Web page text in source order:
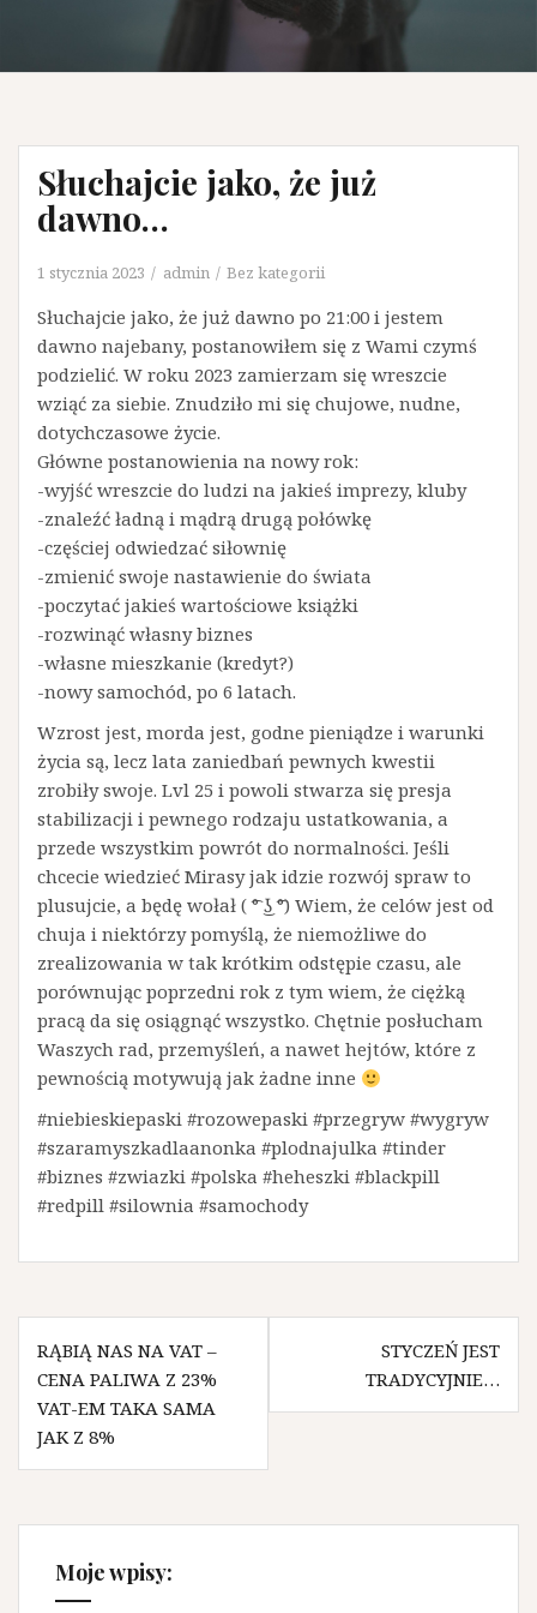
Słuchajcie jako, że już
dawno…
1 stycznia 2023 admin Bez kategorii
Słuchajcie jako, że już dawno po 21:00 i jestem
dawno najebany, postanowiłem się z Wami czymś
podzielić. W roku 2023 zamierzam się wreszcie
wziąć za siebie. Znudziło mi się chujowe, nudne,
dotychczasowe życie.
Główne postanowienia na nowy rok:
-wyjść wreszcie do ludzi na jakieś imprezy, kluby
-znaleźć ładną i mądrą drugą połówkę
-częściej odwiedzać siłownię
-zmienić swoje nastawienie do świata
-poczytać jakieś wartościowe książki
-rozwinąć własny biznes
-własne mieszkanie (kredyt?)
-nowy samochód, po 6 latach.
Wzrost jest, morda jest, godne pieniądze i warunki
życia są, lecz lata zaniedbań pewnych kwestii
zrobiły swoje. Lvl 25 i powoli stwarza się presja
stabilizacji i pewnego rodzaju ustatkowania, a
przede wszystkim powrót do normalności. Jeśli
chcecie wiedzieć Mirasy jak idzie rozwój spraw to
plusujcie, a będę wołał ( ͡° ͜ʖ ͡°) Wiem, że celów jest od
chuja i niektórzy pomyślą, że niemożliwe do
zrealizowania w tak krótkim odstępie czasu, ale
porównując poprzedni rok z tym wiem, że ciężką
pracą da się osiągnąć wszystko. Chętnie posłucham
Waszych rad, przemyśleń, a nawet hejtów, które z
pewnością motywują jak żadne inne
#niebieskiepaski #rozowepaski #przegryw #wygryw
#szaramyszkadlaanonka #plodnajulka #tinder
#biznes #zwiazki #polska #heheszki #blackpill
#redpill #silownia #samochody
N
w
i
g
RĄBIĄ NAS NA VAT –
CENA PALIWA Z 23%
VAT-EM TAKA SAMA
JAK Z 8%
STYCZEŃ JEST
TRADYCYJNIE…
Moje wpisy: